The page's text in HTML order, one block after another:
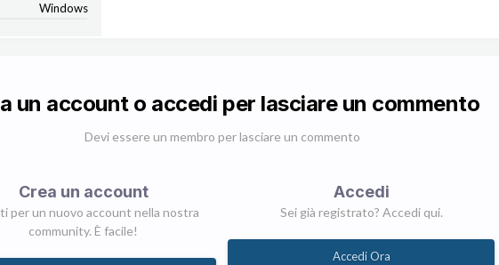
Windows
un account o accedi per lasciare un commento
Devi essere un membro per lasciare un commento
Crea un account
per un nuovo account nella nostra
community. È facile!
Accedi
Sei già registrato? Accedi qui.
Accedi Ora